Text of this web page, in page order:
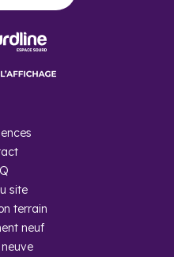
site
terrain
neuf